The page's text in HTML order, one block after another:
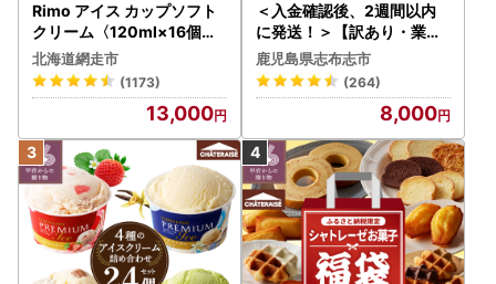
＜ワンストップ特例申請書郵送先＞
-------------------------------------------------------
〒859-2211
長崎県南島原市西有家町里坊96番地2
南島原市役所 ふるさと応援寄附係 宛
-------------------------------------------------------
【南島原市ふるさと納税サポート室】
TEL：050-8885-0521
Mail：minamishimabara@steamship.co.jp
Rimo アイス カップソフト
クリーム〈120ml×16個〉
ABA002 | アイス
北海道網走市
(1173)
13,000
＜入金確認後、2週間以内
に発送！＞【訳あり・業務
用】薩摩おいも棒セット 計
1.8kg(900g×2袋) p8-142
-2w
鹿児島県志布志市
(264)
8,000